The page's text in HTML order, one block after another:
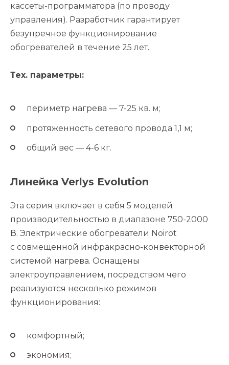
кассеты-программатора (по проводу
управления). Разработчик гарантирует
безупречное функционирование
обогревателей в течение 25 лет.
Тех. параметры:
периметр нагрева — 7-25 кв. м;
протяженность сетевого провода 1,1 м;
общий вес — 4-6 кг.
Линейка Verlys Evolution
Эта серия включает в себя 5 моделей
производительностью в диапазоне 750-2000
В. Электрические обогреватели Noirot
с совмещенной инфракрасно-конвекторной
системой нагрева. Оснащены
электроуправлением, посредством чего
реализуются несколько режимов
функционирования:
комфортный;
экономия;